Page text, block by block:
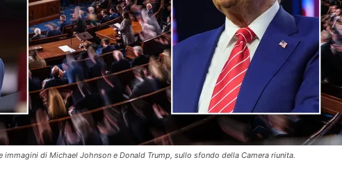
di Michael Johnson e Donald Trump, sullo sfondo della Camera riunita.